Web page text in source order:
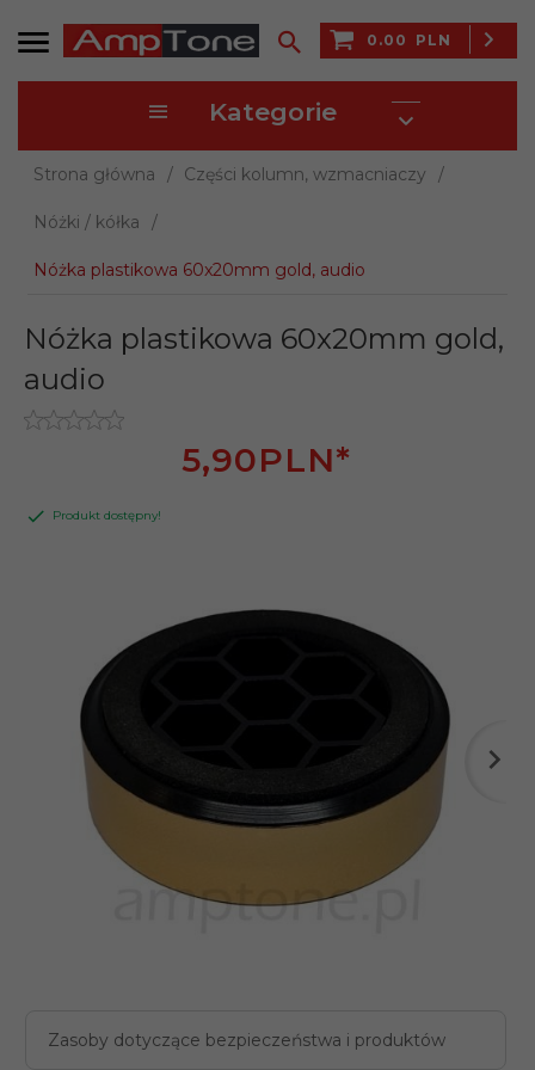
0.00 PLN
Kategorie
Strona główna Części kolumn, wzmacniaczy
Nóżki / kółka
Nóżka plastikowa 60x20mm gold, audio
Zasoby dotyczące bezpieczeństwa i produktów
Nóżka plastikowa 60x20mm gold,
audio
5,90PLN*
Produkt dostępny!